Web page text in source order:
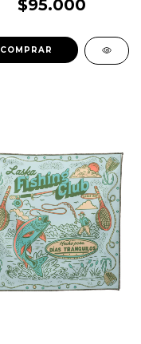
$95.000
COMPRAR